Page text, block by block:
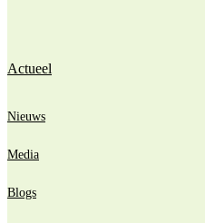
Actueel
Nieuws
Media
Blogs